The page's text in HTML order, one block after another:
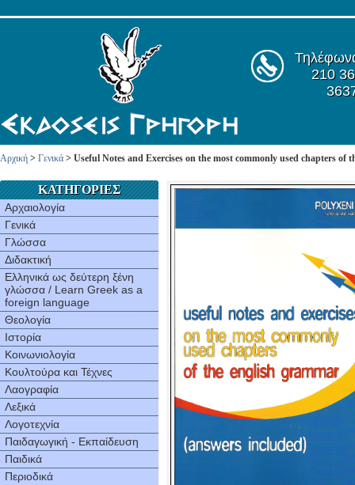
210
Αρχική > Γενικά > Useful Notes and Exercises on the most commonly used chapters of
ΚΑΤΗΓΟΡΙΕΣ
Αρχαιολογία
Γενικά
Γλώσσα
Διδακτική
Ελληνικά ως δεύτερη ξένη
γλώσσα / Learn Greek as a
foreign language
Θεολογία
Ιστορία
Κοινωνιολογία
Κουλτούρα και Τέχνες
Λαογραφία
Λεξικά
Λογοτεχνία
Παιδαγωγική - Εκπαίδευση
Παιδικά
Περιοδικά